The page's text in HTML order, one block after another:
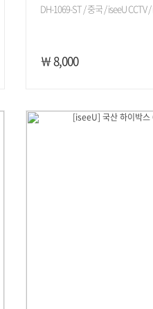
DH-1069-ST / 중국 / iseeU CCTV /
￦ 8,000